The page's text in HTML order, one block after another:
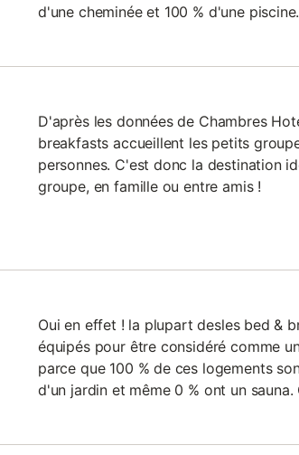
d'une cheminée et 100 % d'une piscine.
D'après les données de Chambres
breakfasts accueillent les petits
personnes. C'est donc la destination
groupe, en famille ou entre amis !
Oui en effet ! la plupart desles bed &
équipés pour être considéré comme
parce que 100 % de ces logements
d'un jardin et même 0 % ont un